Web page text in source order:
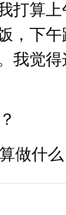
打算
，下午
我觉
做什么